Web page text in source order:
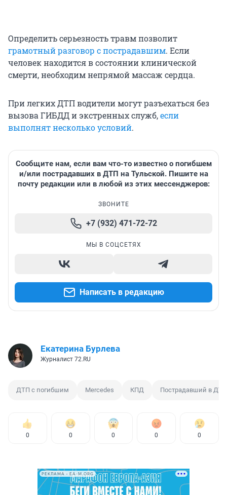
Определить серьезность травм позволит
грамотный разговор с пострадавшим. Если
человек находится в состоянии клинической
смерти, необходим непрямой массаж сердца.
При легких ДТП водители могут разъехаться без
вызова ГИБДД и экстренных служб,если
выполнят несколько условий.
Сообщите нам, если вам что-то известно о погибшем
и/или пострадавших в ДТП на Тульской. Пишите на
почту редакции или в любой из этих мессенджеров:
ЗВОНИТЕ
+7 (932) 471-72-72
МЫ В СОЦСЕТЯХ
Написать в редакцию
Екатерина Бурлева
Журналист 72.RU
ДТП с погибшим Mercedes КПД Пострадавший в ДТП
0 0 0 0 0
РЕКЛАМА • EA-M.ORG